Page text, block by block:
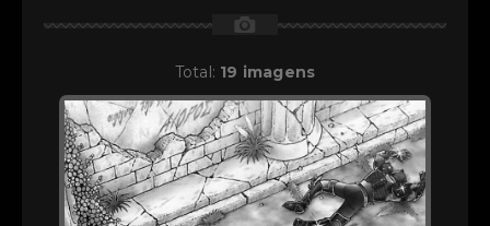
📷
Total: 19 imagens